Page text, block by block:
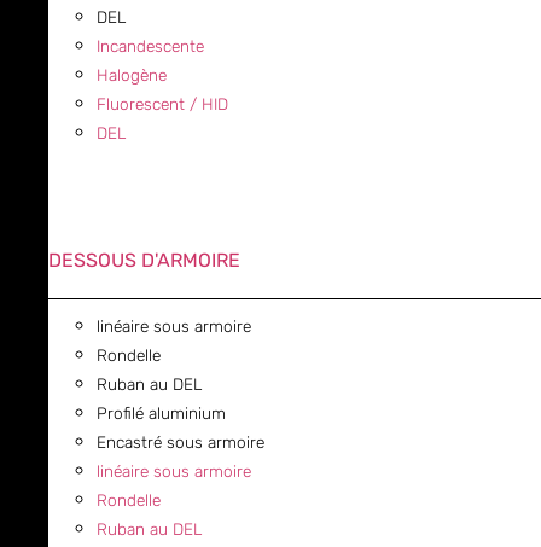
DEL
Incandescente
Halogène
Fluorescent / HID
DEL
DESSOUS D'ARMOIRE
linéaire sous armoire
Rondelle
Ruban au DEL
Profilé aluminium
Encastré sous armoire
linéaire sous armoire
Rondelle
Ruban au DEL